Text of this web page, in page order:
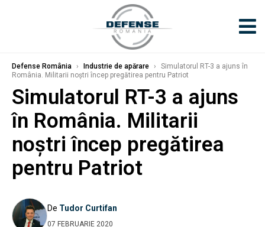
Defense România › Industrie de apărare ›
Simulatorul RT-3 a ajuns în
România. Militarii noștri încep pregătirea pentru Patriot
Simulatorul RT-3 a ajuns
în România. Militarii
noștri încep pregătirea
pentru Patriot
De Tudor Curtifan
07 FEBRUARIE 2020